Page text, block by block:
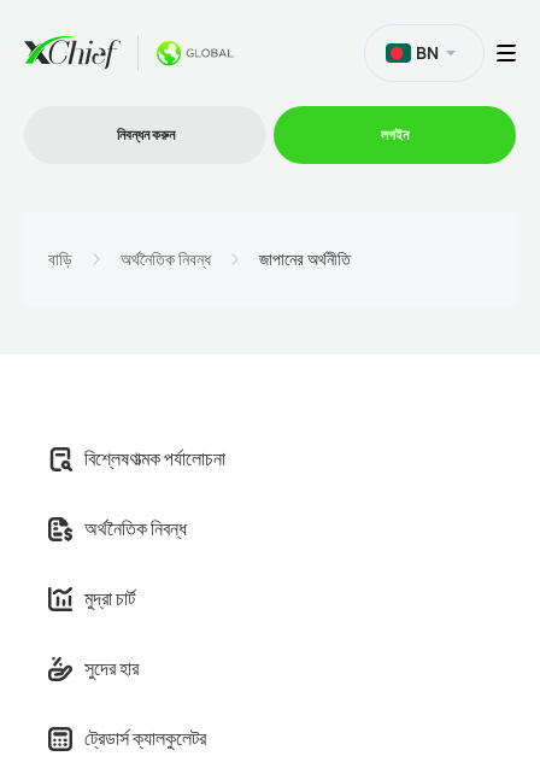
কোম্পানি
অংশীদারিত্ব
BN
নিবন্ধন করুন লগইন
বাড়ি অর্থনৈতিক নিবন্ধ জাপানের অর্থনীতি
বিশ্লেষণাত্মক পর্যালোচনা
অর্থনৈতিক নিবন্ধ
মুদ্রা চার্ট
সুদের হার
ট্রেডার্স ক্যালকুলেটর